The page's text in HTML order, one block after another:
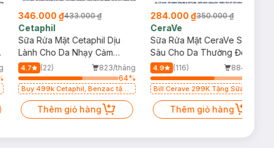
346.000 ₫433.000 ₫
Cetaphil
Sữa Rửa Mặt Cetaphil Dịu
Lành Cho Da Nhạy Cảm
473ml (Mới)
4.7 (22)
823/tháng
64%
Buy 499k Cetaphil, Benzac tặng
Combo 2 Sữa Rửa Mặt 59ml(SL
có hạn)Thêm giỏ hàng
284.000 ₫350.000 ₫
CeraVe
Sữa Rửa Mặt CeraVe Sạch
Sâu Cho Da Thường Đến Da
Dầu 236ml
4.9 (116)
884/tháng
Bill Cerave 299K Tặng Sữa Rửa
Mặt Cerave 30ml (SL có hạn)
Thêm giỏ hàng